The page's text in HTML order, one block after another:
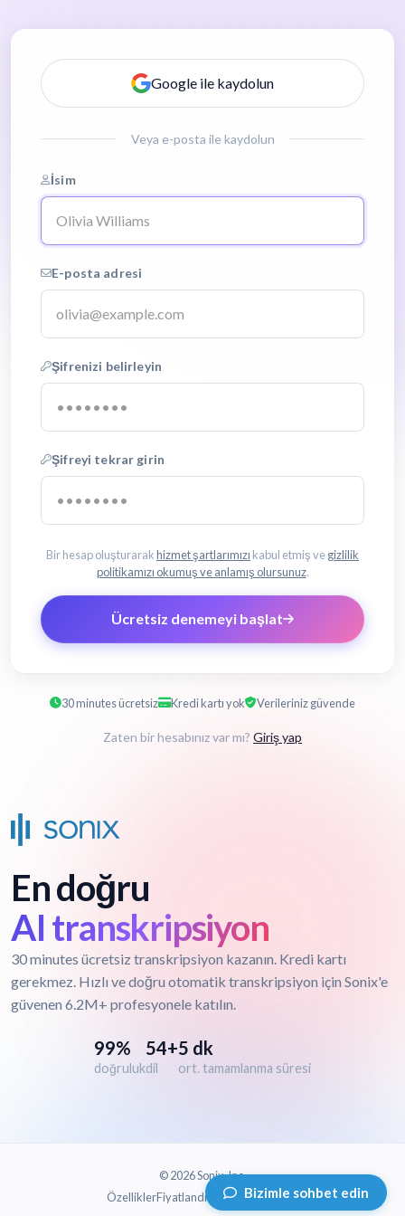
En doğru
AI transkripsiyon
30 minutes ücretsiz transkripsiyon kazanın. Kredi kartı
gerekmez. Hızlı ve doğru otomatik transkripsiyon için Sonix'e
güvenen 6.2M+ profesyonele katılın.
99%
doğruluk
54+
dil
5 dk
ort. tamamlanma süresi
Google ile kaydolun
Veya e-posta ile kaydolun
İsim
E-posta adresi
Şifrenizi belirleyin
Şifreyi tekrar girin
Bir hesap oluşturarakhizmet şartlarımızı kabul etmiş vegizlilik
politikamızı okumuş ve anlamış olursunuz.
Ücretsiz denemeyi başlat
30 minutes ücretsiz Kredi kartı yok Verileriniz güvende
Zaten bir hesabınız var mı? Giriş yap
© 2026 Sonix, Inc.
ÖzelliklerFiyatlandırmaŞartlarGizlilik
Bizimle sohbet edin